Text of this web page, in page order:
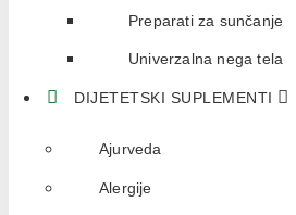
Preparati za sunčanje
Univerzalna nega tela
DIJETETSKI SUPLEMENTI
Ajurveda
Alergije